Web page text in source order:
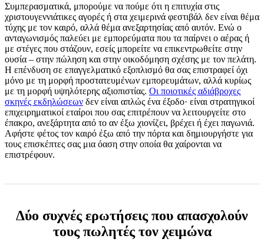
Συμπερασματικά, μπορούμε να πούμε ότι η επιτυχία στις
χριστουγεννιάτικες αγορές ή στα χειμερινά φεστιβάλ δεν είναι θέμα
τύχης με τον καιρό, αλλά θέμα ανεξαρτησίας από αυτόν. Ενώ ο
ανταγωνισμός παλεύει με εμπορεύματα που τα παίρνει ο αέρας ή
με στέγες που στάζουν, εσείς μπορείτε να επικεντρωθείτε στην
ουσία – στην πώληση και στην οικοδόμηση σχέσης με τον πελάτη.
Η επένδυση σε επαγγελματικό εξοπλισμό θα σας επιστραφεί όχι
μόνο με τη μορφή προστατευμένων εμπορευμάτων, αλλά κυρίως
με τη μορφή υψηλότερης αξιοπιστίας. Οι ποιοτικές αδιάβροχες
σκηνές εκδηλώσεων δεν είναι απλώς ένα έξοδο· είναι στρατηγικοί
επιχειρηματικοί εταίροι που σας επιτρέπουν να λειτουργείτε στο
έπακρο, ανεξάρτητα από το αν έξω χιονίζει, βρέχει ή έχει παγωνιά.
Αφήστε φέτος τον καιρό έξω από την πόρτα και δημιουργήστε για
τους επισκέπτες σας μια όαση στην οποία θα χαίρονται να
επιστρέφουν.
Δύο συχνές ερωτήσεις που απασχολούν
τους πωλητές τον χειμώνα